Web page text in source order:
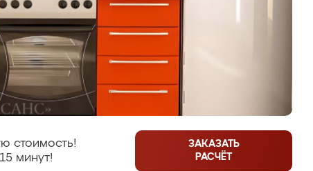
стоимость!
минут!
ЗАКАЗАТЬ
РАСЧЁТ